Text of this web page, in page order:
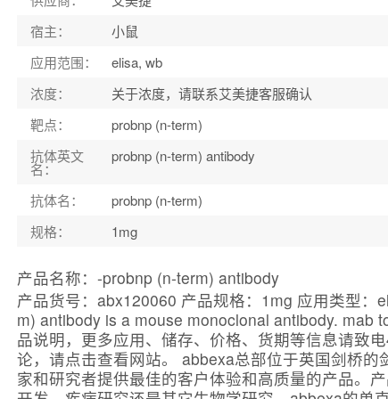
宿主：
小鼠
应用范围：
elisa, wb
浓度：
关于浓度，请联系艾美捷客服确认
靶点：
probnp (n-term)
抗体英文
名：
probnp (n-term) antibody
抗体名：
probnp (n-term)
规格：
1mg
产品名称：-probnp (n-term) antibody
产品货号：abx120060 产品规格：1mg 应用类型
m) antibody is a mouse monoclonal antibody. mab
品说明，更多应用、储存、价格、货期等信息请致
论，请点击查看网站。 abbexa总部位于英国剑桥
家和研究者提供最佳的客户体验和高质量的产品。